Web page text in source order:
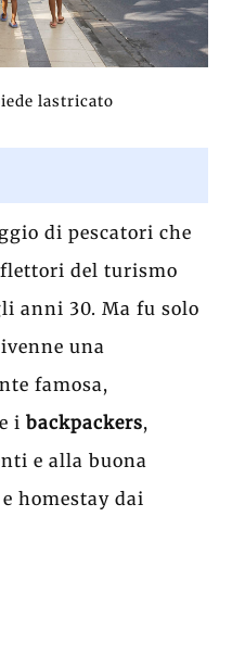
lastricato
di pescatori che
del turismo
anni 30. Ma fu solo
una
famosa,
e ibackpackers,
e alla buona
homestay dai